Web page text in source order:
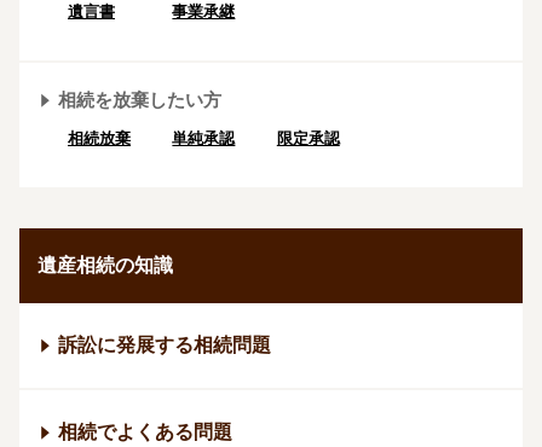
遺言書 事業承継
相続を放棄したい方
相続放棄 単純承認 限定承認
遺産相続の知識
訴訟に発展する相続問題
相続でよくある問題